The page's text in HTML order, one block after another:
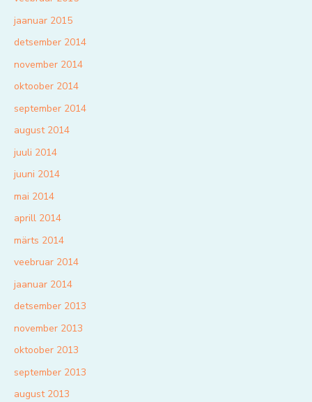
jaanuar 2015
detsember 2014
november 2014
oktoober 2014
september 2014
august 2014
juuli 2014
juuni 2014
mai 2014
aprill 2014
märts 2014
veebruar 2014
jaanuar 2014
detsember 2013
november 2013
oktoober 2013
september 2013
august 2013